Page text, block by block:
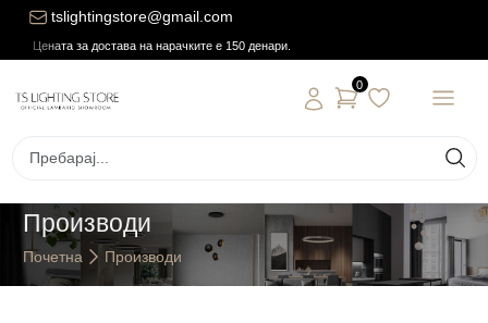
tslightingstore@gmail.com
Цената за достава на нарачките е 150 денари.
0
Производи
Почетна Производи